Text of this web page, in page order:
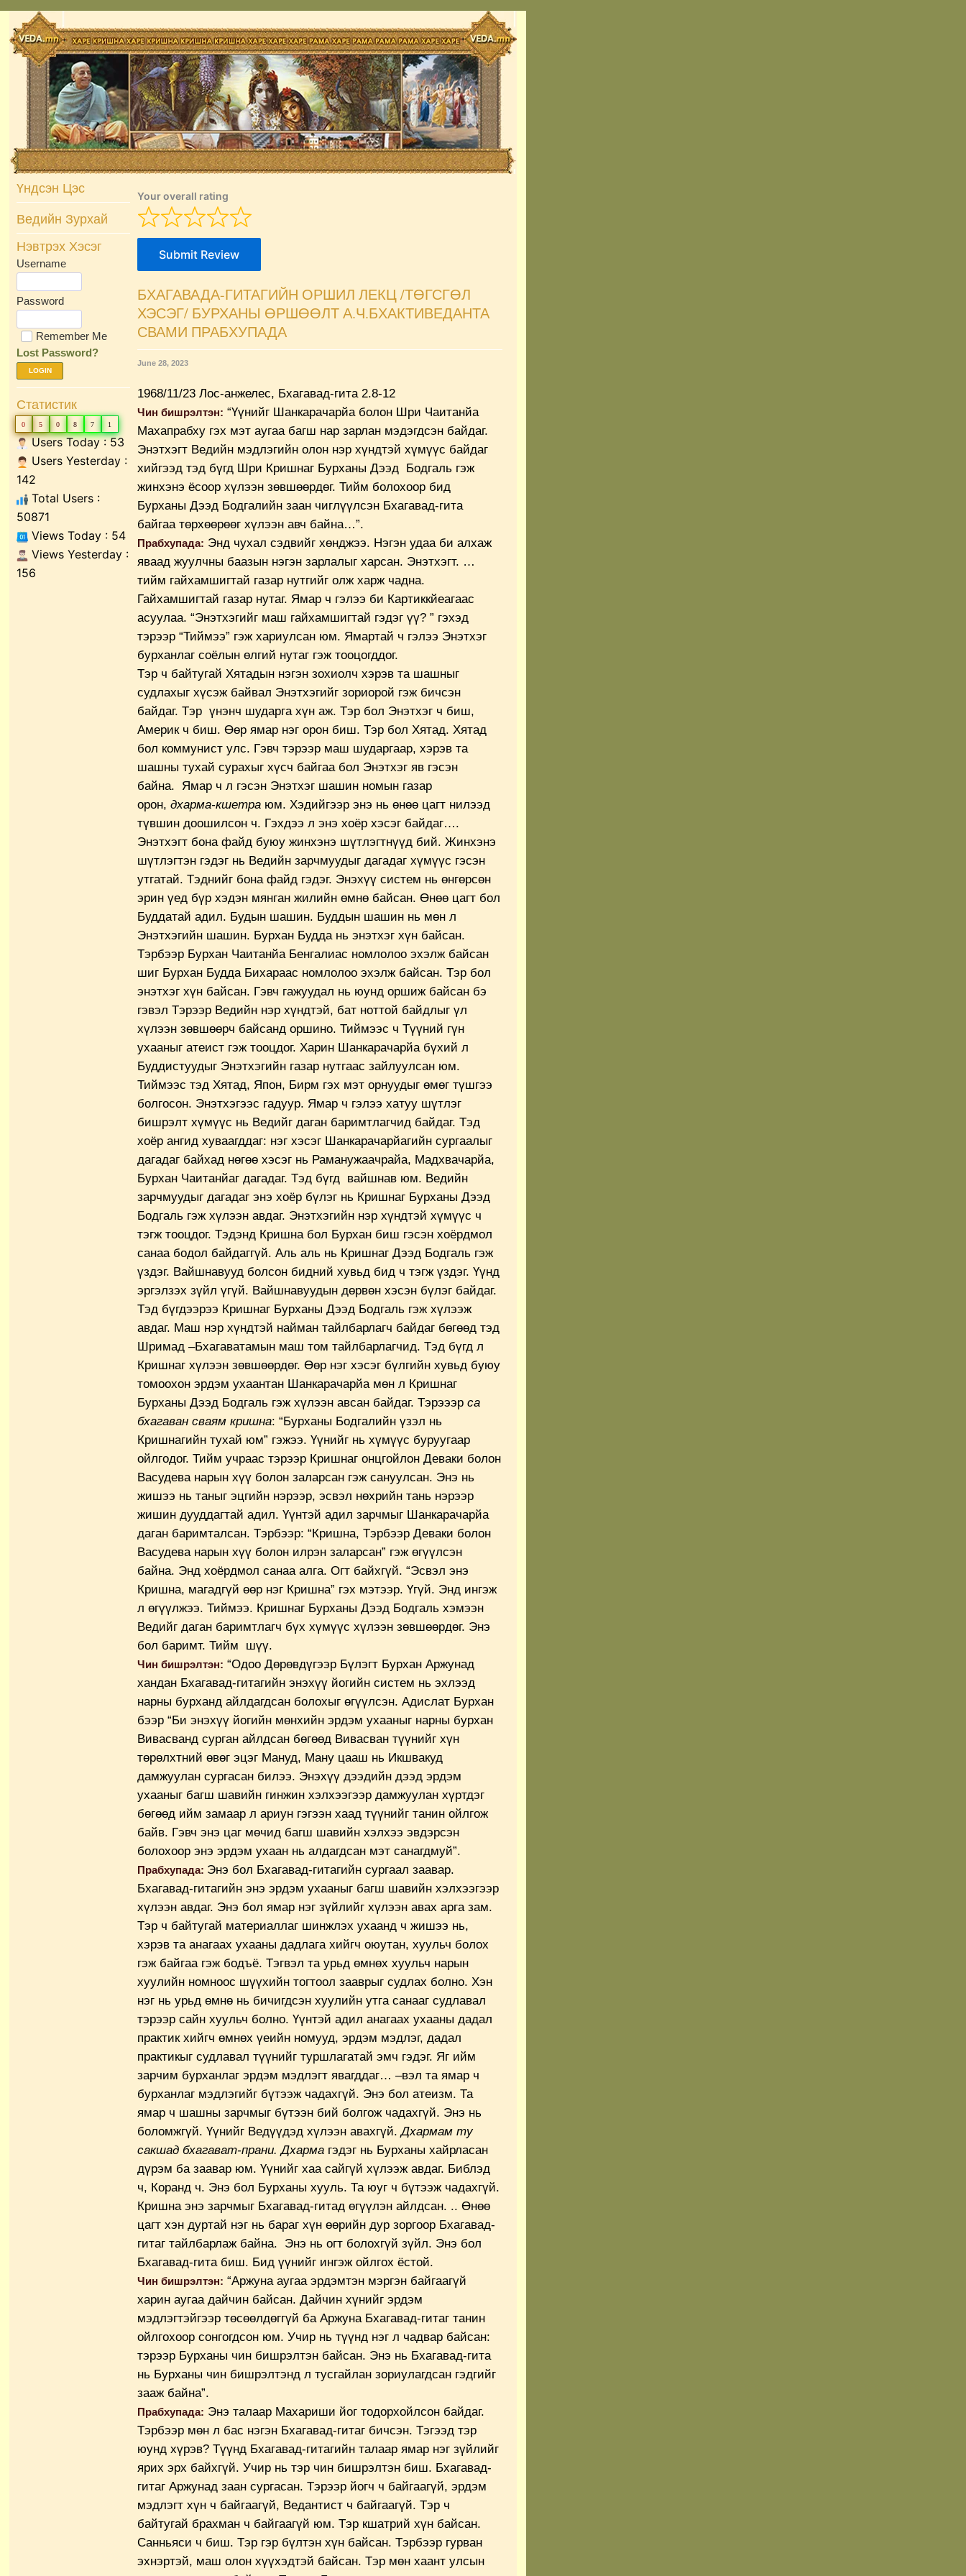
Skip
content
Үндсэн Цэс
Ведийн Зурхай
Нэвтрэх Хэсэг
Username
Password
Remember Me
Lost Password?
LOGIN
Статистик
0 5 0 8 7 1
Users Today : 53
Users Yesterday :
142
Total Users :
50871
Views Today : 54
Views Yesterday :
156
Your overall rating
Submit Review
БХАГАВАДА-ГИТАГИЙН ОРШИЛ ЛЕКЦ /ТӨГСГӨЛ
ХЭСЭГ/ БУРХАНЫ ӨРШӨӨЛТ А.Ч.БХАКТИВЕДАНТА
СВАМИ ПРАБХУПАДА
June 28, 2023
1968/11/23 Лос-анжелес, Бхагавад-гита 2.8-12
Чин бишрэлтэн: “Үүнийг Шанкарачарйа болон Шри Чаитанйа
Махапрабху гэх мэт аугаа багш нар зарлан мэдэгдсэн байдаг.
Энэтхэгт Ведийн мэдлэгийн олон нэр хүндтэй хүмүүс байдаг
хийгээд тэд бүгд Шри Кришнаг Бурханы Дээд Бодгаль гэж
жинхэнэ ёсоор хүлээн зөвшөөрдөг. Тийм болохоор бид
Бурханы Дээд Бодгалийн заан чиглүүлсэн Бхагавад-гита
байгаа төрхөөрөөг хүлээн авч байна…”.
Прабхупада: Энд чухал сэдвийг хөнджээ. Нэгэн удаа би алхаж
яваад жуулчны баазын нэгэн зарлалыг харсан. Энэтхэгт. …
тийм гайхамшигтай газар нутгийг олж харж чадна.
Гайхамшигтай газар нутаг. Ямар ч гэлээ би Картиккйеагаас
асуулаа. “Энэтхэгийг маш гайхамшигтай гэдэг үү? ” гэхэд
тэрээр “Тиймээ” гэж хариулсан юм. Ямартай ч гэлээ Энэтхэг
бурханлаг соёлын өлгий нутаг гэж тооцогддог.
Тэр ч байтугай Хятадын нэгэн зохиолч хэрэв та шашныг
судлахыг хүсэж байвал Энэтхэгийг зориорой гэж бичсэн
байдаг. Тэр үнэнч шударга хүн аж. Тэр бол Энэтхэг ч биш,
Америк ч биш. Өөр ямар нэг орон биш. Тэр бол Хятад. Хятад
бол коммунист улс. Гэвч тэрээр маш шударгаар, хэрэв та
шашны тухай сурахыг хүсч байгаа бол Энэтхэг яв гэсэн
байна. Ямар ч л гэсэн Энэтхэг шашин номын газар
орон, дхарма-кшетраюм. Хэдийгээр энэ нь өнөө цагт нилээд
түвшин доошилсон ч. Гэхдээ л энэ хоёр хэсэг байдаг….
Энэтхэгт бона файд буюу жинхэнэ шүтлэгтнүүд бий. Жинхэнэ
шүтлэгтэн гэдэг нь Ведийн зарчмуудыг дагадаг хүмүүс гэсэн
утгатай. Тэднийг бона файд гэдэг. Энэхүү систем нь өнгөрсөн
эрин үед бүр хэдэн мянган жилийн өмнө байсан. Өнөө цагт бол
Буддатай адил. Будын шашин. Буддын шашин нь мөн л
Энэтхэгийн шашин. Бурхан Будда нь энэтхэг хүн байсан.
Тэрбээр Бурхан Чаитанйа Бенгалиас номлолоо эхэлж байсан
шиг Бурхан Будда Бихараас номлолоо эхэлж байсан. Тэр бол
энэтхэг хүн байсан. Гэвч гажуудал нь юунд оршиж байсан бэ
гэвэл Тэрээр Ведийн нэр хүндтэй, бат ноттой байдлыг үл
хүлээн зөвшөөрч байсанд оршино. Тиймээс ч Түүний гүн
ухааныг атеист гэж тооцдог. Харин Шанкарачарйа бүхий л
Буддистуудыг Энэтхэгийн газар нутгаас зайлуулсан юм.
Тиймээс тэд Хятад, Япон, Бирм гэх мэт орнуудыг өмөг түшгээ
болгосон. Энэтхэгээс гадуур. Ямар ч гэлээ хатуу шүтлэг
бишрэлт хүмүүс нь Ведийг даган баримтлагчид байдаг. Тэд
хоёр ангид хуваагддаг: нэг хэсэг Шанкарачарйагийн сургаалыг
дагадаг байхад нөгөө хэсэг нь Раманужаачрайа, Мадхвачарйа,
Бурхан Чаитанйаг дагадаг. Тэд бүгд вайшнав юм. Ведийн
зарчмуудыг дагадаг энэ хоёр бүлэг нь Кришнаг Бурханы Дээд
Бодгаль гэж хүлээн авдаг. Энэтхэгийн нэр хүндтэй хүмүүс ч
тэгж тооцдог. Тэдэнд Кришна бол Бурхан биш гэсэн хоёрдмол
санаа бодол байдаггүй. Аль аль нь Кришнаг Дээд Бодгаль гэж
үздэг. Вайшнавууд болсон бидний хувьд бид ч тэгж үздэг. Үүнд
эргэлзэх зүйл үгүй. Вайшнавуудын дөрвөн хэсэн бүлэг байдаг.
Тэд бүгдээрээ Кришнаг Бурханы Дээд Бодгаль гэж хүлээж
авдаг. Маш нэр хүндтэй найман тайлбарлагч байдаг бөгөөд тэд
Шримад –Бхагаватамын маш том тайлбарлагчид. Тэд бүгд л
Кришнаг хүлээн зөвшөөрдөг. Өөр нэг хэсэг бүлгийн хувьд буюу
томоохон эрдэм ухаантан Шанкарачарйа мөн л Кришнаг
Бурханы Дээд Бодгаль гэж хүлээн авсан байдаг. Тэрэээр са
бхагаван сваям кришна: “Бурханы Бодгалийн үзэл нь
Кришнагийн тухай юм” гэжээ. Үүнийг нь хүмүүс буруугаар
ойлгодог. Тийм учраас тэрээр Кришнаг онцгойлон Деваки болон
Васудева нарын хүү болон заларсан гэж сануулсан. Энэ нь
жишээ нь таныг эцгийн нэрээр, эсвэл нөхрийн тань нэрээр
жишин дууддагтай адил. Үүнтэй адил зарчмыг Шанкарачарйа
даган баримталсан. Тэрбээр: “Кришна, Тэрбээр Деваки болон
Васудева нарын хүү болон илрэн заларсан” гэж өгүүлсэн
байна. Энд хоёрдмол санаа алга. Огт байхгүй. “Эсвэл энэ
Кришна, магадгүй өөр нэг Кришна” гэх мэтээр. Үгүй. Энд ингэж
л өгүүлжээ. Тиймээ. Кришнаг Бурханы Дээд Бодгаль хэмээн
Ведийг даган баримтлагч бүх хүмүүс хүлээн зөвшөөрдөг. Энэ
бол баримт. Тийм шүү.
Чин бишрэлтэн: “Одоо Дөрөвдүгээр Бүлэгт Бурхан Аржунад
хандан Бхагавад-гитагийн энэхүү йогийн систем нь эхлээд
нарны бурханд айлдагдсан болохыг өгүүлсэн. Адислат Бурхан
бээр “Би энэхүү йогийн мөнхийн эрдэм ухааныг нарны бурхан
Вивасванд сурган айлдсан бөгөөд Вивасван түүнийг хүн
төрөлхтний өвөг эцэг Мануд, Ману цааш нь Икшвакуд
дамжуулан сургасан билээ. Энэхүү дээдийн дээд эрдэм
ухааныг багш шавийн гинжин хэлхээгээр дамжуулан хүртдэг
бөгөөд ийм замаар л ариун гэгээн хаад түүнийг танин ойлгож
байв. Гэвч энэ цаг мөчид багш шавийн хэлхээ эвдэрсэн
болохоор энэ эрдэм ухаан нь алдагдсан мэт санагдмуй”.
Прабхупада: Энэ бол Бхагавад-гитагийн сургаал заавар.
Бхагавад-гитагийн энэ эрдэм ухааныг багш шавийн хэлхээгээр
хүлээн авдаг. Энэ бол ямар нэг зүйлийг хүлээн авах арга зам.
Тэр ч байтугай материаллаг шинжлэх ухаанд ч жишээ нь,
хэрэв та анагаах ухааны дадлага хийгч оюутан, хуульч болох
гэж байгаа гэж бодъё. Тэгвэл та урьд өмнөх хуульч нарын
хуулийн номноос шүүхийн тогтоол зааврыг судлах болно. Хэн
нэг нь урьд өмнө нь бичигдсэн хуулийн утга санааг судлавал
тэрээр сайн хуульч болно. Үүнтэй адил анагаах ухааны дадал
практик хийгч өмнөх үеийн номууд, эрдэм мэдлэг, дадал
практикыг судлавал түүнийг туршлагатай эмч гэдэг. Яг ийм
зарчим бурханлаг эрдэм мэдлэгт явагддаг… –вэл та ямар ч
бурханлаг мэдлэгийг бүтээж чадахгүй. Энэ бол атеизм. Та
ямар ч шашны зарчмыг бүтээн бий болгож чадахгүй. Энэ нь
боломжгүй. Үүнийг Ведүүдэд хүлээн авахгүй.Дхармам ту
сакшад бхагават-прани. Дхарма гэдэг нь Бурханы хайрласан
дүрэм ба заавар юм. Үүнийг хаа сайгүй хүлээж авдаг. Библэд
ч, Коранд ч. Энэ бол Бурханы хууль. Та юуг ч бүтээж чадахгүй.
Кришна энэ зарчмыг Бхагавад-гитад өгүүлэн айлдсан. .. Өнөө
цагт хэн дуртай нэг нь бараг хүн өөрийн дур зоргоор Бхагавад-
гитаг тайлбарлаж байна. Энэ нь огт болохгүй зүйл. Энэ бол
Бхагавад-гита биш. Бид үүнийг ингэж ойлгох ёстой.
Чин бишрэлтэн: “Аржуна аугаа эрдэмтэн мэргэн байгаагүй
харин аугаа дайчин байсан. Дайчин хүнийг эрдэм
мэдлэгтэйгээр төсөөлдөггүй ба Аржуна Бхагавад-гитаг танин
ойлгохоор сонгогдсон юм. Учир нь түүнд нэг л чадвар байсан:
тэрээр Бурханы чин бишрэлтэн байсан. Энэ нь Бхагавад-гита
нь Бурханы чин бишрэлтэнд л тусгайлан зориулагдсан гэдгийг
зааж байна”.
Прабхупада: Энэ талаар Махариши йог тодорхойлсон байдаг.
Тэрбээр мөн л бас нэгэн Бхагавад-гитаг бичсэн. Тэгээд тэр
юунд хүрэв? Түүнд Бхагавад-гитагийн талаар ямар нэг зүйлийг
ярих эрх байхгүй. Учир нь тэр чин бишрэлтэн биш. Бхагавад-
гитаг Аржунад заан сургасан. Тэрээр йогч ч байгаагүй, эрдэм
мэдлэгт хүн ч байгаагүй, Ведантист ч байгаагүй. Тэр ч
байтугай брахман ч байгаагүй юм. Тэр кшатрий хүн байсан.
Санньяси ч биш. Тэр гэр бүлтэн хүн байсан. Тэрбээр гурван
эхнэртэй, маш олон хүүхэдтэй байсан. Тэр мөн хаант улсын